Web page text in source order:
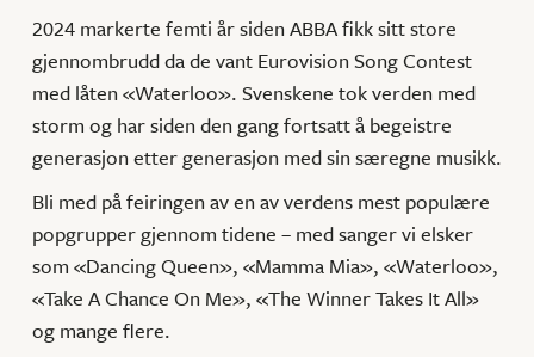
2024 markerte femti år siden ABBA fikk sitt store
gjennombrudd da de vant Eurovision Song Contest
med låten «Waterloo». Svenskene tok verden med
storm og har siden den gang fortsatt å begeistre
generasjon etter generasjon med sin særegne musikk.
Bli med på feiringen av en av verdens mest populære
popgrupper gjennom tidene – med sanger vi elsker
som «Dancing Queen», «Mamma Mia», «Waterloo»,
«Take A Chance On Me», «The Winner Takes It All»
og mange flere.